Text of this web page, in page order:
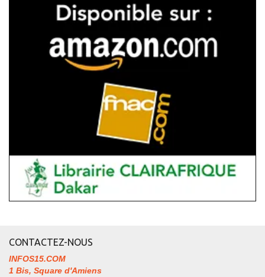
CONTACTEZ-NOUS
INFOS15.COM
1 Bis, Square d'Amiens